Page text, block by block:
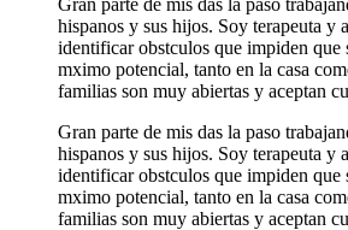
Gran parte de mis das la paso
hispanos y sus hijos. Soy terapeuta y
identificar obstculos que impiden que
mximo potencial, tanto en la casa
familias son muy abiertas y aceptan
Gran parte de mis das la paso
hispanos y sus hijos. Soy terapeuta y
identificar obstculos que impiden que
mximo potencial, tanto en la casa
familias son muy abiertas y aceptan